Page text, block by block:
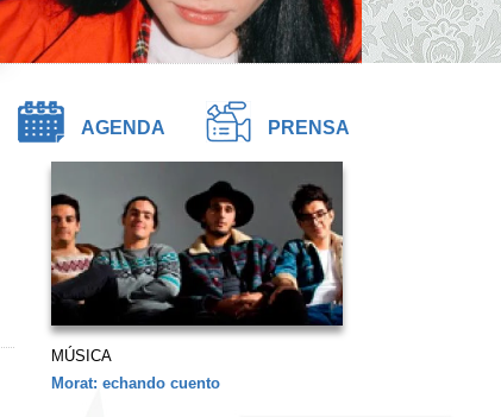
AGENDA PRENSA
MÚSICA
Morat: echando cuento